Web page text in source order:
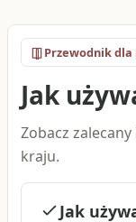
Przewodnik
Jak
Zobacz
kraju.
Jak